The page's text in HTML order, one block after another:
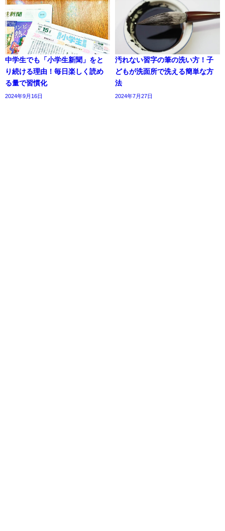
中学生でも「小学生新聞」をと
り続ける理由！毎日楽しく読め
る量で習慣化
2024年9月16日
汚れない習字の筆の洗い方！子
どもが洗面所で洗える簡単な方
法
2024年7月27日